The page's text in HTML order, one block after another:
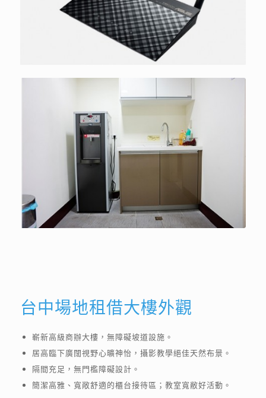
舒適、乾淨、方便茶水間
台中場地租借大樓外觀
嶄新高級商辦大樓，無障礙坡道設施。
居高臨下廣闊視野心曠神怡，攝影教學絕佳天然布景。
隔間充足，無門檻障礙設計。
簡潔高雅、寬敞舒適的櫃台接待區；教室寬敝好活動。